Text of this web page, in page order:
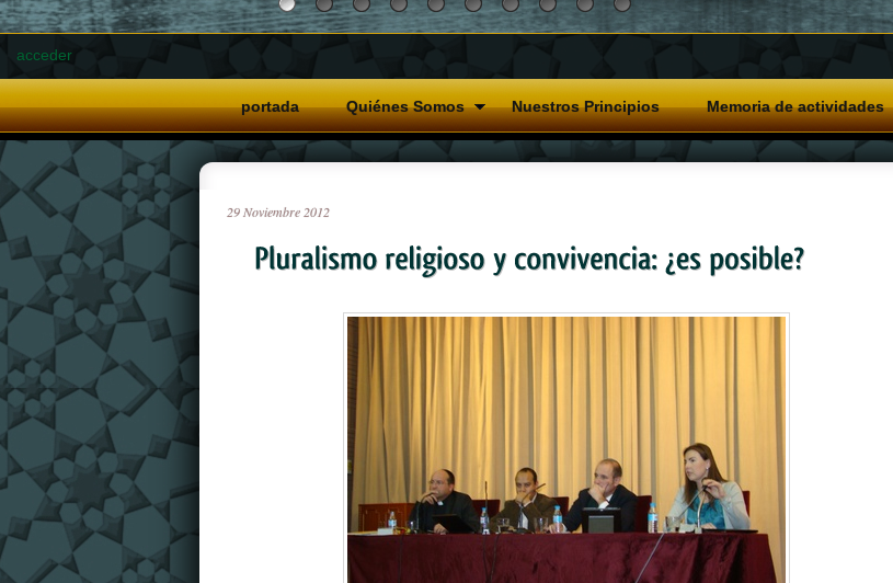
acceder
portada Quiénes Somos Nuestros Principios Memoria de actividades
29Noviembre 2012